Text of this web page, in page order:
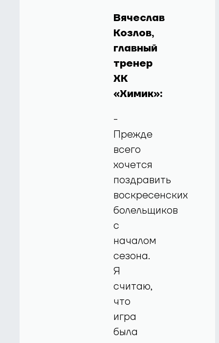
Вячеслав
Козлов,
главный
тренер
ХК
«Химик»:
-
Прежде
всего
хочется
поздравить
воскресенских
болельщиков
с
началом
сезона.
Я
считаю,
что
игра
была